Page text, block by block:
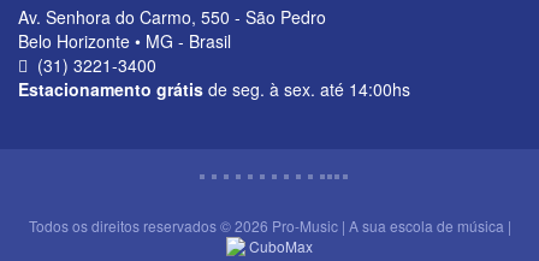
Av. Senhora do Carmo, 550 - São Pedro
Belo Horizonte • MG - Brasil
(31) 3221-3400
Estacionamento grátis de seg. à sex. até 14:00hs
Todos os direitos reservados © 2026 Pro-Music | A sua escola de música |
CuboMax